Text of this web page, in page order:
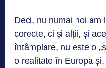
Deci, nu numai noi am
corecte, ci și alții, și
întâmplare, nu este o
o realitate în Europa